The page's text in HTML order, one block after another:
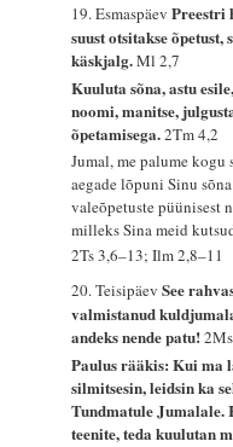
19. EsmaspäevPreestri
suust otsitakse õpetust,
käskjalg.Ml 2,7
Kuuluta sõna, astu
noomi, manitse,
õpetamisega.2Tm 4,2
Jumal, me palume
aegade lõpuni Sinu
valeõpetuste püünisest
milleks Sina meid
2Ts 3,6–13; Ilm 2,8–11
20. TeisipäevSee
valmistanud
andeks nende patu!
Paulus rääkis: Kui ma
silmitsesin, leidsin ka
Tundmatule Jumalale.
teenite, teda kuulutan